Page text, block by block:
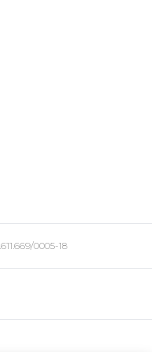
0005-18